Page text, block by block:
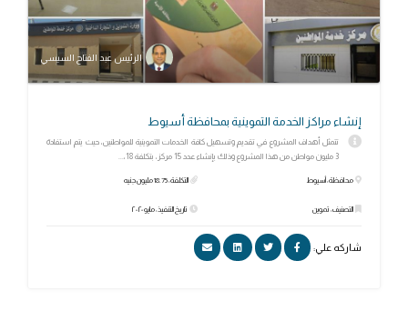
الرئيس عبد الفتاح السيسي
إنشاء مراكز الخدمة التموينية بمحافظة أسيوط
تتمثل أهداف المشروع في تقديم وتسهيل كافة الخدمات التموينية للمواطنين، حيث يتم استفادة
3 مليون مواطن من هذا المشروع وذلك بإنشاء عدد 15 مركز، بتكلفة 18،...
محافظة: أسيوط
التصنيف: تموين
التكلفة: 18.75 مليون جنيه
تاريخ التنفيذ: مايو ٢٠٢٠
شاركه علي: